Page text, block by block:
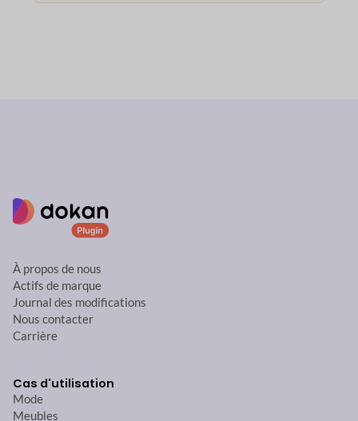
À propos de nous
Actifs de marque
Journal des modifications
Nous contacter
Carrière
Cas d'utilisation
Mode
Meubles